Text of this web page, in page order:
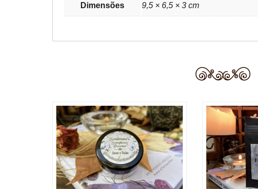
Dimensões 9,5 × 6,5 × 3 cm